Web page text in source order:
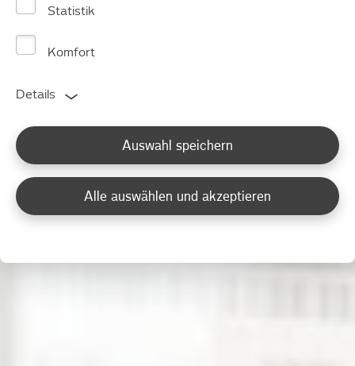
Statistik
Komfort
Details
Auswahl speichern
Alle auswählen und akzeptieren